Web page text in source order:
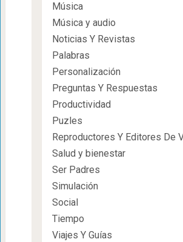
Música
Música y audio
Noticias Y Revistas
Palabras
Personalización
Preguntas Y Respuestas
Productividad
Puzles
Reproductores Y Editores De
Salud y bienestar
Ser Padres
Simulación
Social
Tiempo
Viajes Y Guías